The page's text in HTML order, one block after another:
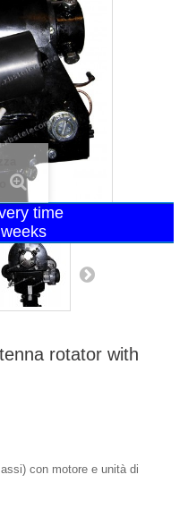
time
rotator with
con motore e unità di